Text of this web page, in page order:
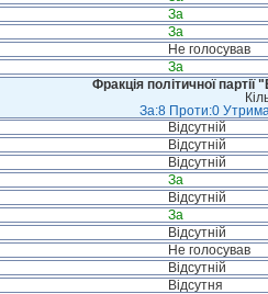
За
За
Не голосував
За
Фракція політичної
За:8 Проти:0
Відсутній
Відсутній
Відсутній
За
Відсутній
За
Відсутній
Не голосував
Відсутній
Відсутня